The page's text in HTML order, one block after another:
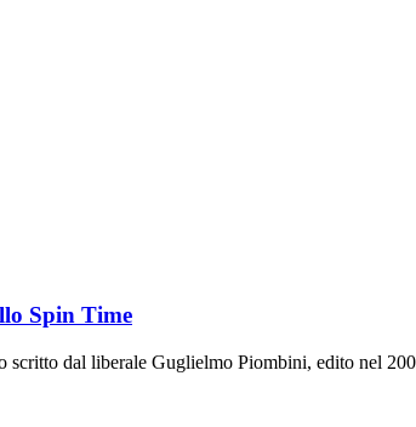
Spin Time
scritto dal liberale Guglielmo Piombini, edito nel